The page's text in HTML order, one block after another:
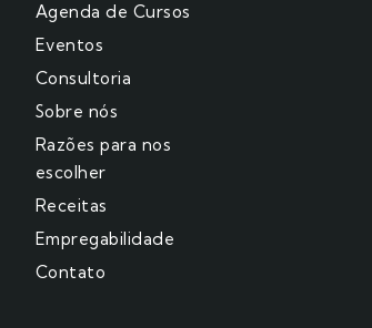
Agenda de Cursos
Eventos
Consultoria
Sobre nós
Razões para nos
escolher​
Receitas
Empregabilidade
Contato